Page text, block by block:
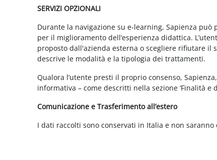
SERVIZI OPZIONALI
Durante la navigazione su e-learning, Sapienza
per il miglioramento dell’esperienza didattica.
proposto dall'azienda esterna o scegliere rifiutare
descrive le modalità e la tipologia dei trattamenti.
Qualora l’utente presti il proprio consenso,
informativa – come descritti nella sezione ‘Finalità
Comunicazione e Trasferimento all’estero
I dati raccolti sono conservati in Italia e non